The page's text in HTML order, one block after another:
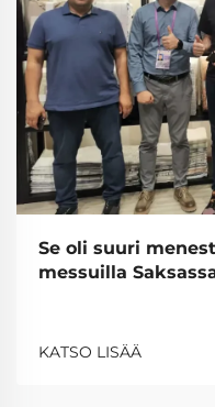
Se oli suuri
messuilla
KATSO LISÄÄ